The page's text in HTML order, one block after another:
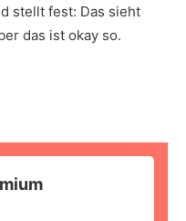
stellt fest: Das sieht
das ist okay so.